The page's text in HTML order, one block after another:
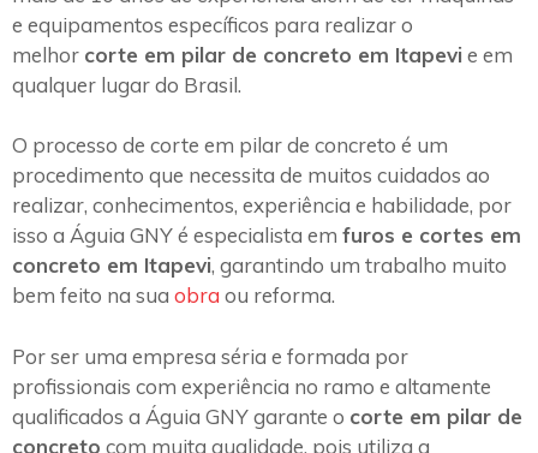
e equipamentos específicos para realizar o
melhor corte em pilar de concreto em Itapevi e em
qualquer lugar do Brasil.
O processo de corte em pilar de concreto é um
procedimento que necessita de muitos cuidados ao
realizar, conhecimentos, experiência e habilidade, por
isso a Águia GNY é especialista em furos e cortes em
concreto em Itapevi, garantindo um trabalho muito
bem feito na sua obra ou reforma.
Por ser uma empresa séria e formada por
profissionais com experiência no ramo e altamente
qualificados a Águia GNY garante o corte em pilar de
concreto com muita qualidade, pois utiliza a